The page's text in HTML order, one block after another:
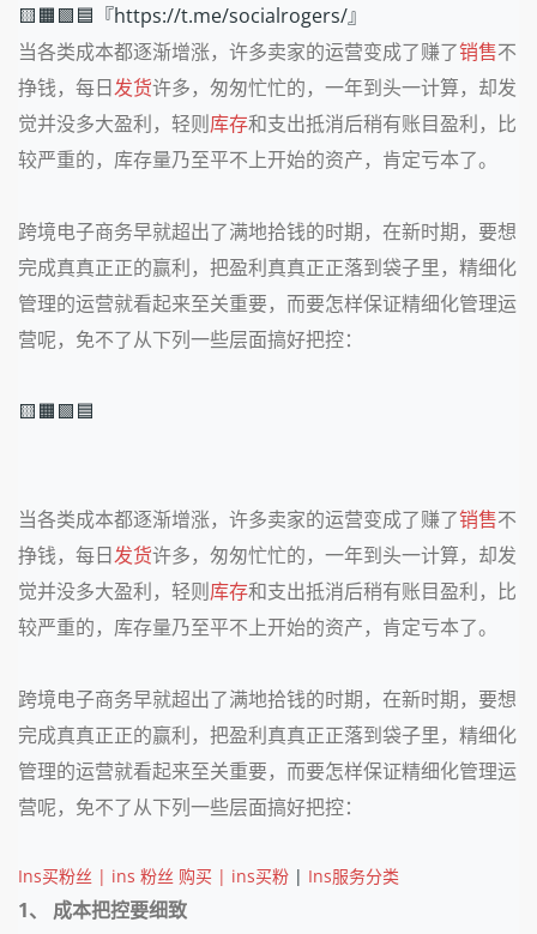
🟨🟧🟩🟦『https://t.me/socialrogers/』
当各类成本都逐渐增涨，许多卖家的运营变成了赚了销售不
挣钱，每日发货许多，匆匆忙忙的，一年到头一计算，却发
觉并没多大盈利，轻则 库存和支出抵消后稍有账目盈利，比
较严重的，库存量乃至平不上开始的资产，肯定亏本了。
跨境电子商务早就超出了满地拾钱的时期，在新时期，要想
完成真真正正的赢利，把盈利真真正正落到袋子里，精细化
管理的运营就看起来至关重要，而要怎样保证精细化管理运
营呢，免不了从下列一些层面搞好把控：
🟨🟧🟩🟦
当各类成本都逐渐增涨，许多卖家的运营变成了赚了销售不
挣钱，每日发货许多，匆匆忙忙的，一年到头一计算，却发
觉并没多大盈利，轻则 库存和支出抵消后稍有账目盈利，比
较严重的，库存量乃至平不上开始的资产，肯定亏本了。
跨境电子商务早就超出了满地拾钱的时期，在新时期，要想
完成真真正正的赢利，把盈利真真正正落到袋子里，精细化
管理的运营就看起来至关重要，而要怎样保证精细化管理运
营呢，免不了从下列一些层面搞好把控：
Ins买粉丝 | ins 粉丝 购买 | ins买粉 | Ins服务分类
1、 成本把控要细致